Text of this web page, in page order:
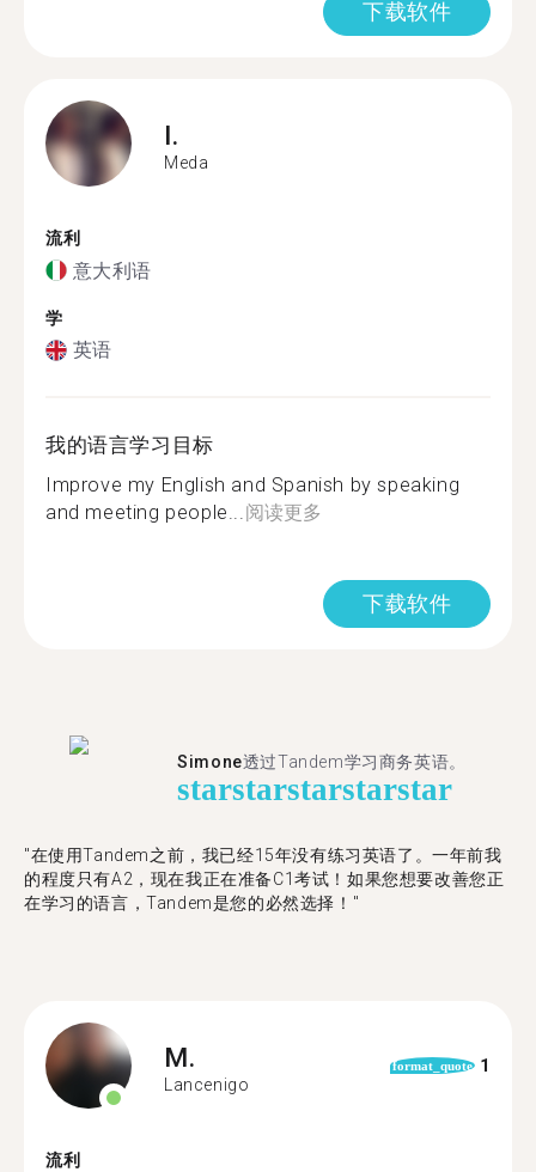
下载软件
I.
Meda
流利
意大利语
学
英语
我的语言学习目标
Improve my English and Spanish by speaking
and meeting people...阅读更多
下载软件
Simone透过Tandem学习商务英语。
starstarstarstarstar
"在使用Tandem之前，我已经15年没有练习英语了。一年前我
的程度只有A2，现在我正在准备C1考试！如果您想要改善您正
在学习的语言，Tandem是您的必然选择！"
M.
Lancenigo
format_quote 1
流利